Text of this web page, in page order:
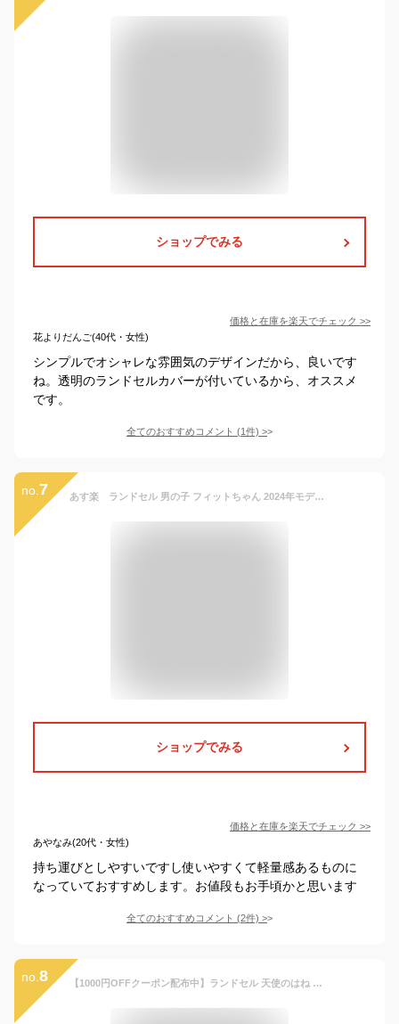
ショップでみる
価格と在庫を楽天でチェック >>
花よりだんご(40代・女性)
シンプルでオシャレな雰囲気のデザインだから、良いです
ね。透明のランドセルカバーが付いているから、オススメ
です。
全てのおすすめコメント (1件) >
no. 7 あす楽 ランドセル 男の子 フィットちゃん 2024年モデル おしゃれ 日本製 軽量タイプ 6年修理保証 A4フラットファイル対応 ワンタッチ自動ロック 入学祝い 小学校 シンプル クラリーノ 送料無料村瀬鞄行ランドセル 人気シンプル
ショップでみる
価格と在庫を楽天でチェック >>
あやなみ(20代・女性)
持ち運びとしやすいですし使いやすくて軽量感あるものに
なっていておすすめします。お値段もお手頃かと思います
全てのおすすめコメント (2件) >
no. 8 【1000円OFFクーポン配布中】ランドセル 天使のはね モデルロイヤル レジオ ノワール 2024年NEWモデル セイバン 男の子 新品 MODEL ROYAL REGIO NOIR シンプル おしゃれ 天使の羽根 天使の羽 日本製 大容量 軽い 耐久性 RND-RG24B-TB